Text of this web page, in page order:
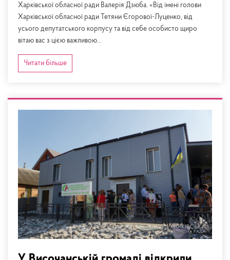
Харківської обласної ради Валерія Дзюба. «Від імені голови
Харківської обласної ради Тетяни Єгорової-Луценко, від
усього депутатського корпусу та від себе особисто щиро
вітаю вас з цією важливою...
Читати більше